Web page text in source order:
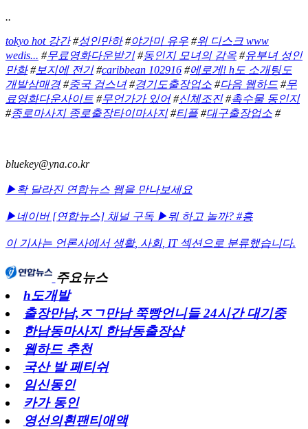
..
tokyo hot 강간#성인만하#야가미 유우 #위 디스크 www
wedis... #무료영화다운받기#동인지 모녀의 감옥 #유부녀 성인
만화#보지에 전기#caribbean 102916 #에로게! h도 소개팅도
개발삼매경#중국 검스녀#경기도출장업소 #다음 웹하드 #무
료영화다운사이트 #무언가가 있어#신체조진#촉수물 동인지
#종로마사지 종로출장타이마사지#티플#대구출장업소 #
bluekey@yna.co.kr
▶확 달라진 연합뉴스 웹을 만나보세요
▶네이버 [연합뉴스] 채널 구독 ▶뭐 하고 놀까? #흥
이 기사는 언론사에서 생활, 사회, IT섹션으로 분류했습니다.
주요뉴스
h도개발
출장만남,ㅈㄱ만남 쭉빵언니들 24시간 대기중
한남동마사지 한남동출장샵
웹하드 추천
국산 발 페티쉬
임신동인
카가 동인
영선의흰팬티애액